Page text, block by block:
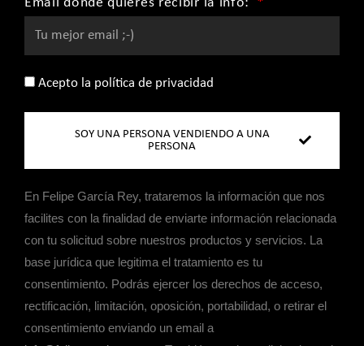
Acepto la política de privacidad
SOY UNA PERSONA VENDIENDO A UNA
PERSONA
En Felipe García Rey, trataremos la información que nos
facilites con la finalidad de enviarte información relacionada
con tu solicitud sobre nuestros productos y servicios. La
base jurídica que legitima el tratamiento es tu
consentimiento. Podrás ejercer los derechos de acceso,
rectificación, limitación, oposición, portabilidad, o retirar el
consentimiento enviando un email a